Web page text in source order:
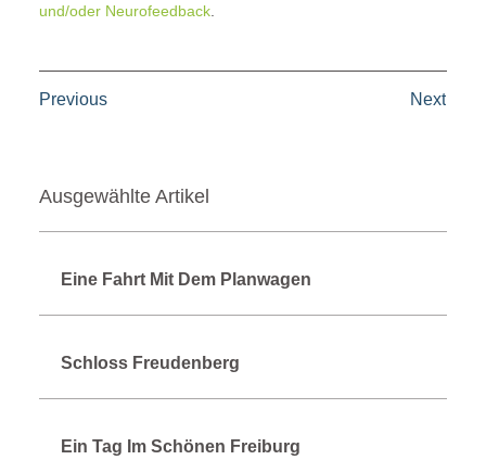
und/oder Neurofeedback.
Previous Next
Ausgewählte Artikel
Eine Fahrt Mit Dem Planwagen
Schloss Freudenberg
Ein Tag Im Schönen Freiburg